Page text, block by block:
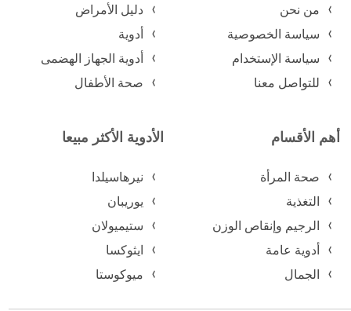
من نحن
سياسة الخصوصية
سياسة الإستخدام
للتواصل معنا
دليل الأمراض
أدوية
أدوية الجهاز الهضمى
صحة الأطفال
أهم الأقسام
صحة المرأة
التغذية
الرجيم وإنقاص الوزن
أدوية عامة
الجمال
الأدوية الأكثر مبيعا
نيرهاسيلدا
يوريبان
ستيميولان
ايثوكسا
ميوكوستا